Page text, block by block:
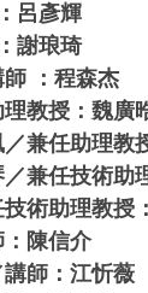
呂彥輝
謝琅琦
：程森杰
教授：魏廣
兼任助理教
兼任技術助
術助理教授
陳信介
師：江忻薇